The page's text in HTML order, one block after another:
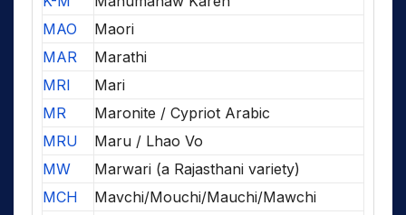
MAO
Maori
MAR
Marathi
MRI
Mari
MR
Maronite / Cypriot Arabic
MRU
Maru / Lhao Vo
MW
Marwari (a Rajasthani variety)
MCH
Mavchi/Mouchi/Mauchi/Mawchi